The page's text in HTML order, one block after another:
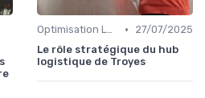
Optimisation Logistique •
27/07/2025
Le rôle stratégique du hub
logistique de Troyes